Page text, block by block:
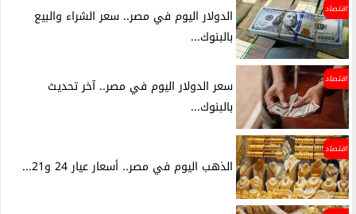
اقتصاد
الدولار اليوم في مصر.. سعر الشراء والبيع
بالبنوك...
اقتصاد
سعر الدولار اليوم في مصر.. آخر تحديث
بالبنوك...
اقتصاد
الذهب اليوم في مصر.. أسعار عيار 24 و21...